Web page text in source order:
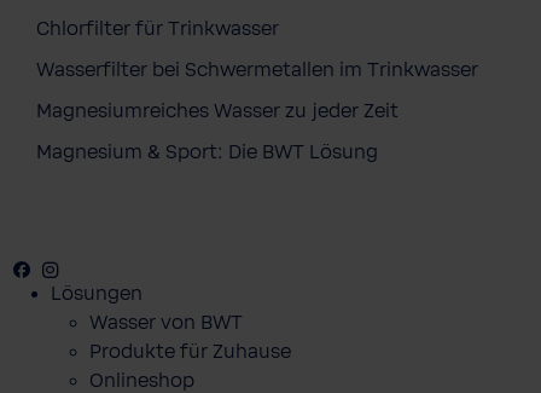
Chlorfilter für Trinkwasser
Wasserfilter bei Schwermetallen im Trinkwasser
Magnesiumreiches Wasser zu jeder Zeit
Magnesium & Sport: Die BWT Lösung
Facebook
Youtube
Lösungen
Wasser von BWT
Produkte für Zuhause
Onlineshop